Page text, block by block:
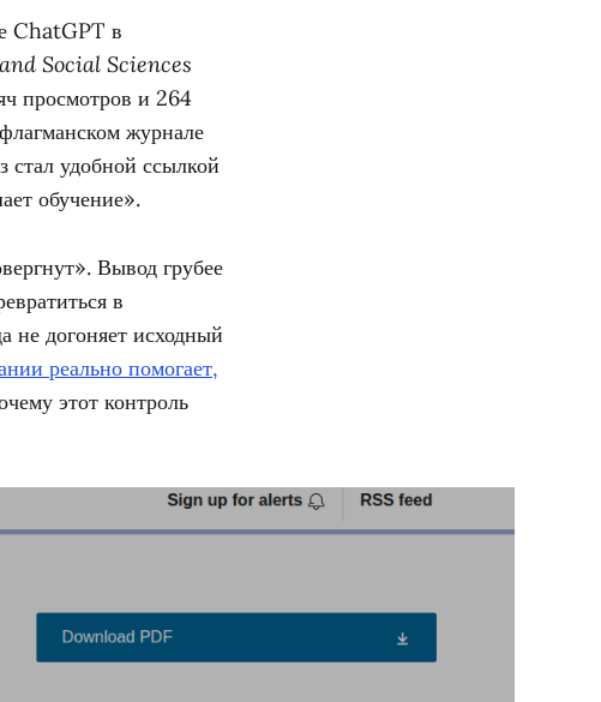
ChatGPT в
Social Sciences
просмотров и 264
журнале
стал удобной ссылкой
обучение».
Вывод грубее
в
не догоняет исходный
реально помогает,
этот контроль